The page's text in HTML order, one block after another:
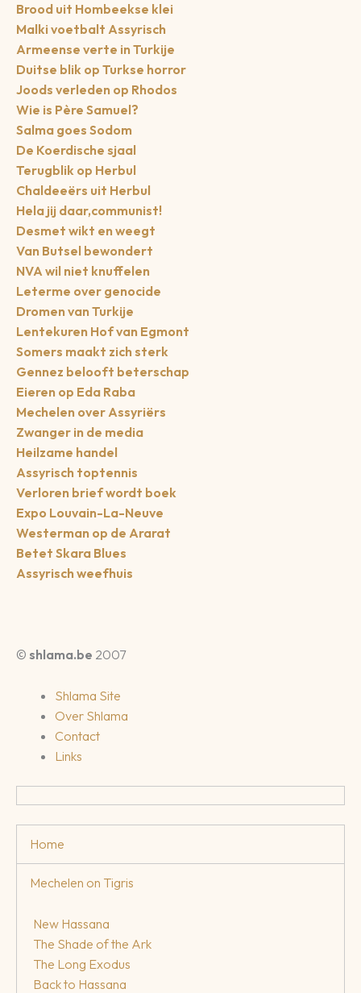
Brood uit Hombeekse klei
Malki voetbalt Assyrisch
Armeense verte in Turkije
Duitse blik op Turkse horror
Joods verleden op Rhodos
Wie is Père Samuel?
Salma goes Sodom
De Koerdische sjaal
Terugblik op Herbul
Chaldeeërs uit Herbul
Hela jij daar,communist!
Desmet wikt en weegt
Van Butsel bewondert
NVA wil niet knuffelen
Leterme over genocide
Dromen van Turkije
Lentekuren Hof van Egmont
Somers maakt zich sterk
Gennez belooft beterschap
Eieren op Eda Raba
Mechelen over Assyriërs
Zwanger in de media
Heilzame handel
Assyrisch toptennis
Verloren brief wordt boek
Expo Louvain-La-Neuve
Westerman op de Ararat
Betet Skara Blues
Assyrisch weefhuis
© shlama.be 2007
Shlama Site
Over Shlama
Contact
Links
Home
Mechelen on Tigris
New Hassana
The Shade of the Ark
The Long Exodus
Back to Hassana